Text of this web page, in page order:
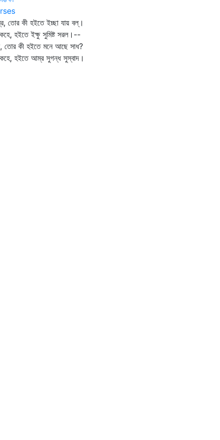
তোর কী হইতে ইচ্ছা যায় বল্‌।
হইতে ইক্ষু সুমিষ্ট সরল।--
তোর কী হইতে মনে আছে সাধ?
হইতে আম্র সুগন্ধ সুস্বাদ।